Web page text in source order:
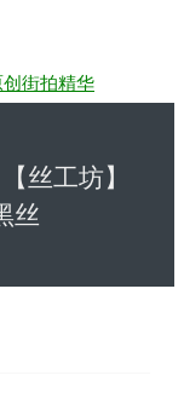
创街拍精华
【丝工坊】
丝